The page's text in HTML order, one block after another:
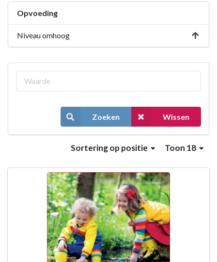
Opvoeding
Niveau omhoog
Zoeken Wissen
Toon 18
Sorteringop positie